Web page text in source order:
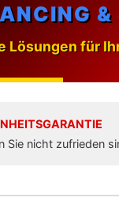
&
Lösungen für
Sie nicht zufrieden